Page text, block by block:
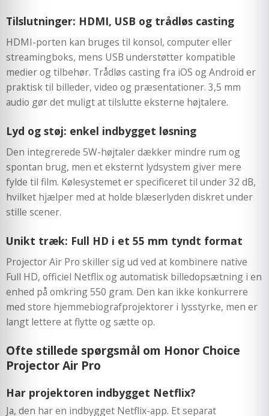
Tilslutninger: HDMI, USB og trådløs casting
HDMI-porten kan bruges til konsol, computer eller
streamingboks, mens USB understøtter kompatible
medier og tilbehør. Trådløs casting fra iOS og Android er
praktisk til billeder, video og præsentationer. 3,5 mm
audio gør det muligt at tilslutte eksterne højtalere.
Lyd og støj: enkel indbygget løsning
Den integrerede 5W-højtaler dækker mindre rum og
spontan brug, men et eksternt lydsystem giver mere
fylde til film. Kølesystemet er specificeret til under 32 dB,
hvilket hjælper med at holde blæserlyden diskret under
stille scener.
Unikt træk: Full HD i et 55 mm tyndt format
Projector Air Pro skiller sig ud ved at kombinere native
Full HD, officiel Netflix og automatisk billedopsætning i en
enhed på omkring 550 gram. Den kan ikke konkurrere
med store hjemmebiografprojektorer i lysstyrke, men er
langt lettere at flytte og sætte op.
Ofte stillede spørgsmål om Honor Choice
Projector Air Pro
Har projektoren indbygget Netflix?
Ja, den har en indbygget Netflix-app. Et separat